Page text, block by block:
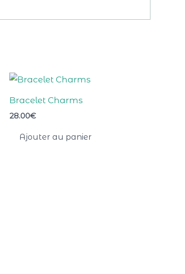
Bracelet Charms
28.00€
Ajouter au panier